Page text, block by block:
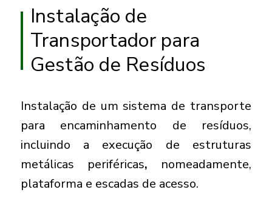
Instalação de
Transportador para
Gestão de Resíduos
Instalação de um sistema de transporte
para encaminhamento de resíduos,
incluindo a execução de estruturas
metálicas periféricas, nomeadamente,
plataforma e escadas de acesso.